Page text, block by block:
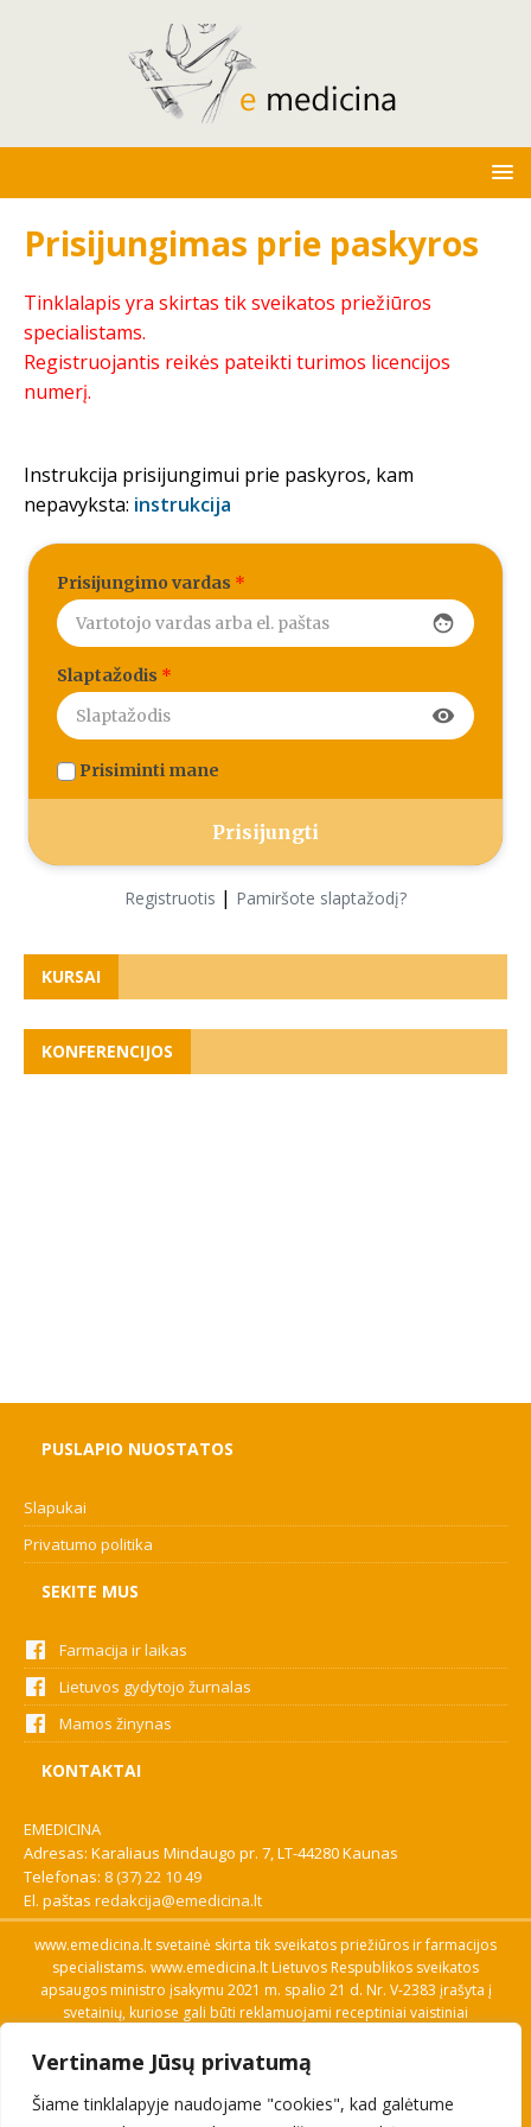
Vertiname Jūsų privatumą
Šiame tinklalapyje naudojame "cookies", kad galėtume
Prisijungimas prie paskyros
Tinklalapis yra skirtas tik sveikatos priežiūros
specialistams.
Registruojantis reikės pateikti turimos licencijos
numerį.
Instrukcija prisijungimui prie paskyros, kam
nepavyksta: instrukcija
Prisijungimo vardas *
face
Slaptažodis *
visibility
Prisiminti mane
Registruotis | Pamiršote slaptažodį?
KURSAI
KONFERENCIJOS
PUSLAPIO NUOSTATOS
Slapukai
Privatumo politika
SEKITE MUS
Farmacija ir laikas
Lietuvos gydytojo žurnalas
Mamos žinynas
KONTAKTAI
EMEDICINA
Adresas: Karaliaus Mindaugo pr. 7, LT-44280 Kaunas
Telefonas: 8 (37) 22 10 49
El. paštas redakcija@emedicina.lt
www.emedicina.lt svetainė skirta tik sveikatos priežiūros ir farmacijos
specialistams. www.emedicina.lt Lietuvos Respublikos sveikatos
apsaugos ministro įsakymu 2021 m. spalio 21 d. Nr. V-2383 įrašyta į
svetainių, kuriose gali būti reklamuojami receptiniai vaistiniai
savo profesinę kvalifikaciją. Naudingos nuorodos: Vaistų ir medicinos
pagalbos priemonių kainų paieška, VVKT tinklalapis, Sveikatos
priežiūros ar farmacijos specialisto pranešimo apie įtariamą